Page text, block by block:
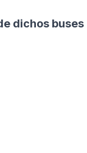
dichos buses